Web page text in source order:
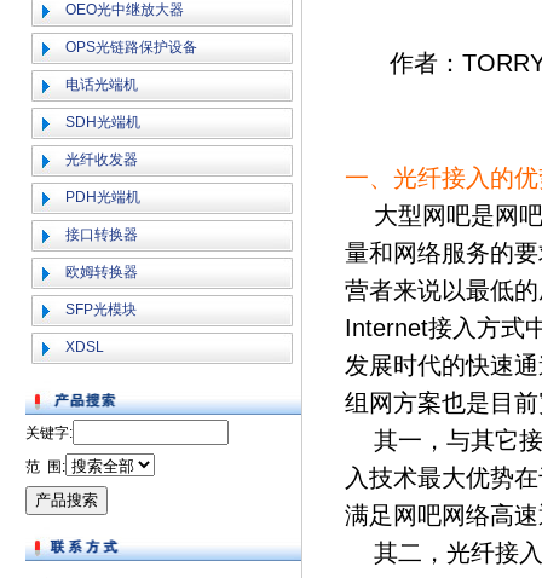
OEO光中继放大器
OPS光链路保护设备
电话光端机
SDH光端机
光纤收发器
PDH光端机
接口转换器
欧姆转换器
SFP光模块
XDSL
关键字:
范 围:
作者：
一、光纤接入的
大型网吧是网吧
量和网络服务的
营者来说以最低
Internet接入方式
发展时代的快速
组网方案也是目
其一，与其它接
入技术最大优势
满足网吧网络高
其二，光纤接入